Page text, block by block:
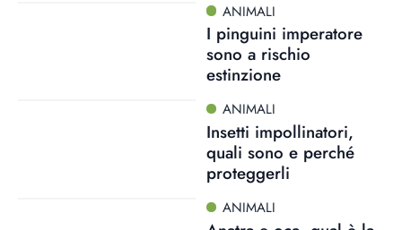
ANIMALI
I pinguini imperatore
sono a rischio
estinzione
ANIMALI
Insetti impollinatori,
quali sono e perché
proteggerli
ANIMALI